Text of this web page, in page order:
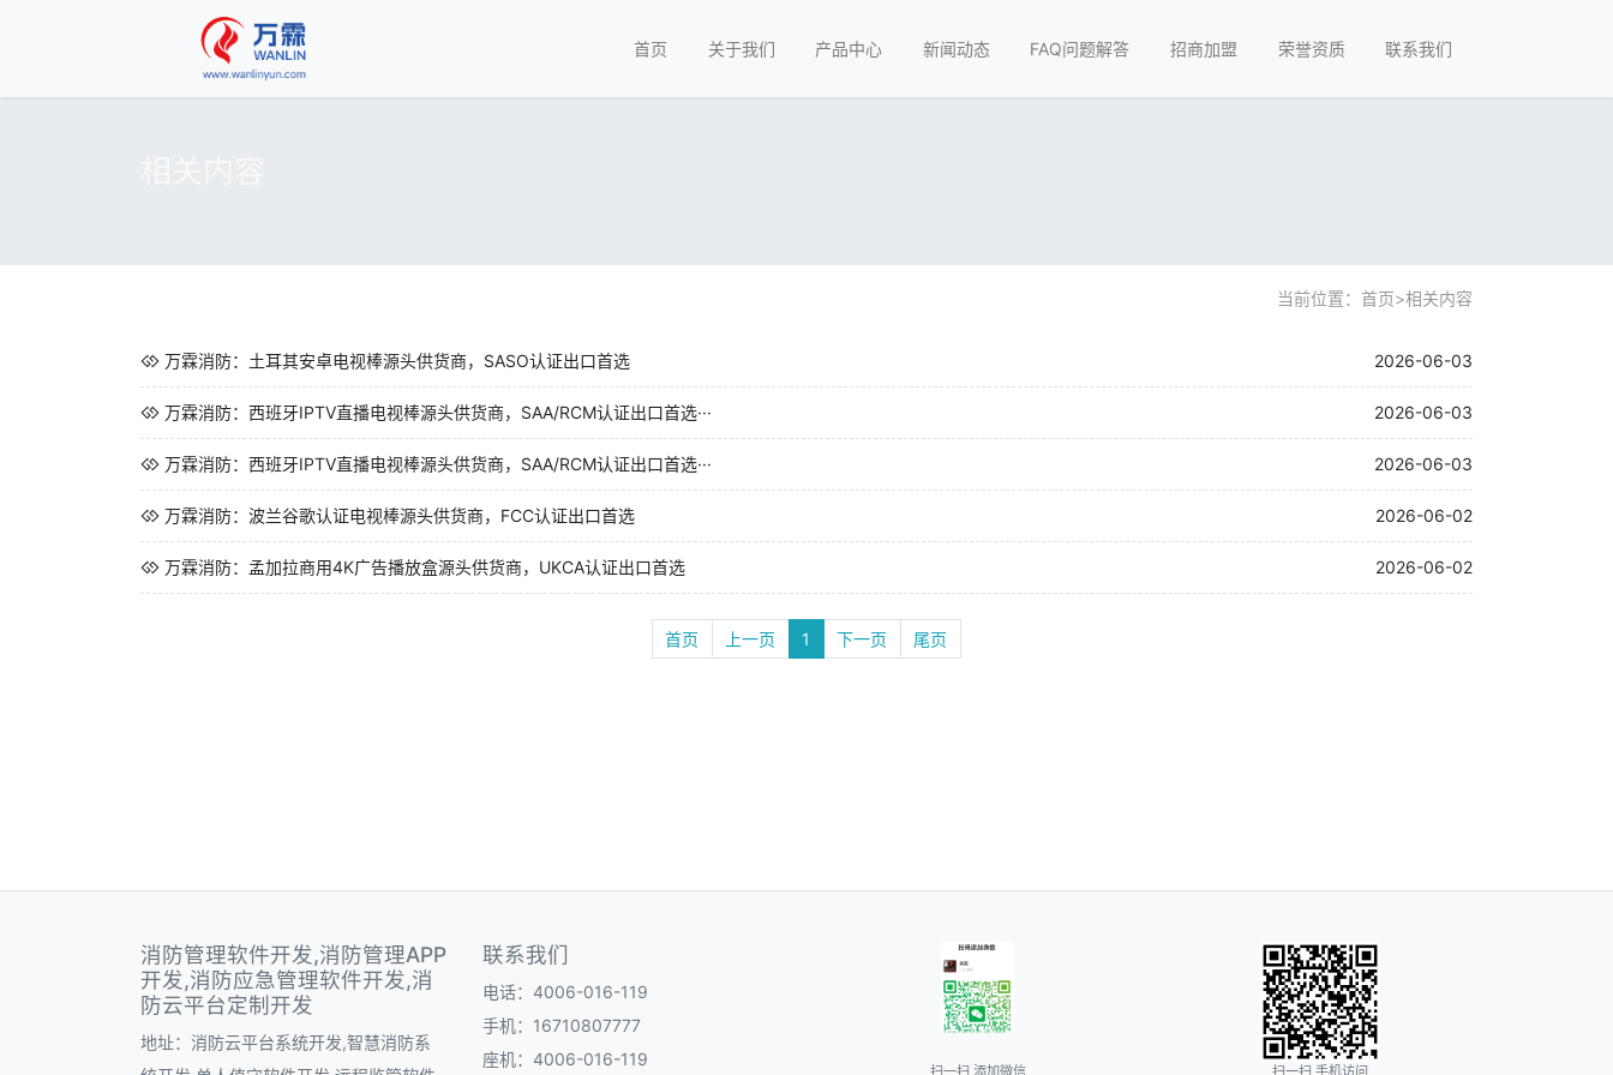
首页 关于我们 产品中心 新闻动态 FAQ问题解答 招商加盟 荣誉资质 联系我们
当前位置： 首页>相关内容
万霖消防：土耳其安卓电视棒源头供货商，SASO认证出口首选 2026-06-03
万霖消防：西班牙IPTV直播电视棒源头供货商，SAA/RCM认证出口首选··· 2026-06-03
万霖消防：西班牙IPTV直播电视棒源头供货商，SAA/RCM认证出口首选··· 2026-06-03
万霖消防：波兰谷歌认证电视棒源头供货商，FCC认证出口首选 2026-06-02
万霖消防：孟加拉商用4K广告播放盒源头供货商，UKCA认证出口首选 2026-06-02
首页 上一页 1 下一页 尾页
消防管理软件开发,消防管理APP
开发,消防应急管理软件开发,消
防云平台定制开发
地址：消防云平台系统开发,智慧消防系
联系我们
电话：4006-016-119
手机：16710807777
座机：4006-016-119
扫一扫 添加微信 扫一扫 手机访问